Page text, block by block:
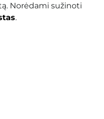
Norėdami sužinoti
.